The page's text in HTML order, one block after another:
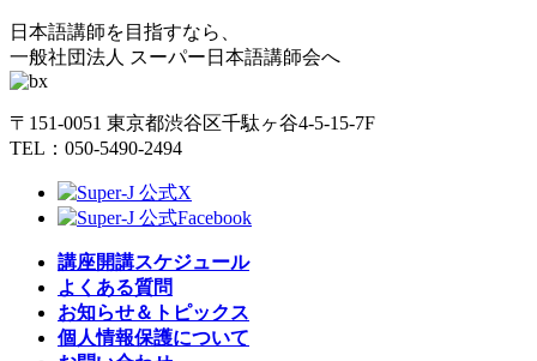
日本語講師を目指すなら、
一般社団法人 スーパー日本語講師会へ
〒151-0051 東京都渋谷区千駄ヶ谷4-5-15-7F
TEL：050-5490-2494
講座開講スケジュール
よくある質問
お知らせ＆トピックス
個人情報保護について